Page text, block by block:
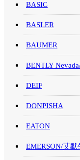
BASIC
BASLER
BAUMER
BENTLY
DEIF
DONPISHA
EATON
EMERSON/艾默